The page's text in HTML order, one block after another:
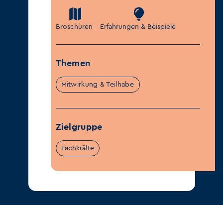
Broschüren Erfahrungen & Beispiele
Themen
Mitwirkung & Teilhabe
Zielgruppe
Fachkräfte